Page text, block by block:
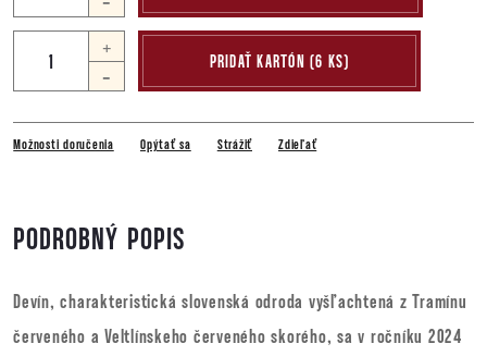
+
-
PRIDAŤ KARTÓN (6 KS)
Možnosti doručenia Opýtať sa Strážiť Zdieľať
PODROBNÝ POPIS
Devín, charakteristická slovenská odroda vyšľachtená z Tramínu
červeného a Veltlínskeho červeného skorého, sa v ročníku 2024